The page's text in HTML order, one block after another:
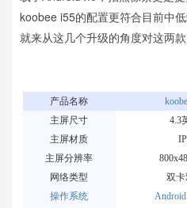
koobee i55的配置更符合目前中
就来从这几个升级的角度对这两款
产品名称
主屏尺寸
4.3
主屏材质
主屏分辨率
网络类型
双
操作系统
Android